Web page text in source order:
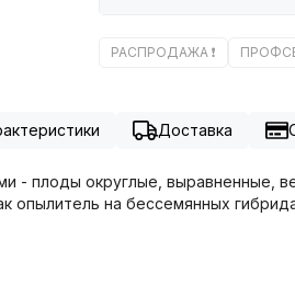
РАСПРОДАЖА ❗️
Доставка
округлые, выравненные,
опылитель на бессемянных